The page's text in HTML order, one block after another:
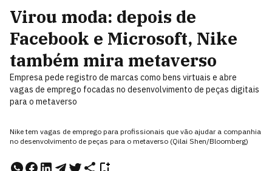
Virou moda: depois de
Facebook e Microsoft, Nike
também mira metaverso
Empresa pede registro de marcas como bens virtuais e abre
vagas de emprego focadas no desenvolvimento de peças digitais
para o metaverso
Nike tem vagas de emprego para profissionais que vão ajudar a companhia
no desenvolvimento de peças para o metaverso (Qilai Shen/Bloomberg)